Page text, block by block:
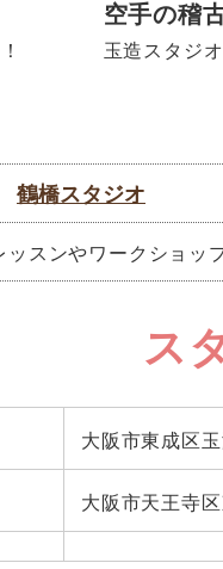
空手の稽
玉造スタジ
鶴橋スタジオ
ッスンやワークショッ
ス
大阪市東成区
大阪市天王寺